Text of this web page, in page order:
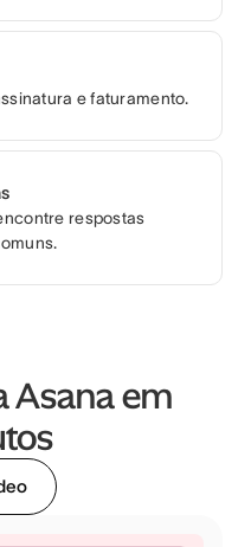
e faturamento.
respostas
Asana em